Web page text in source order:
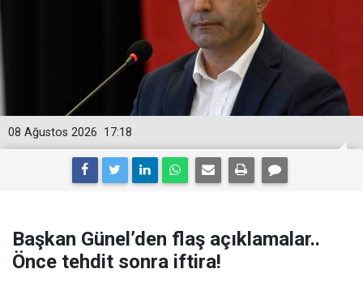
17:18
08 Ağustos 2026
Başkan Günel’den flaş açıklamalar..
Önce tehdit sonra iftira!